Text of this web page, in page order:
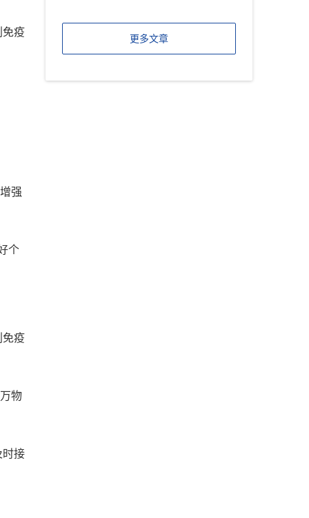
免疫
强
个
免疫
物
时接
更多文章